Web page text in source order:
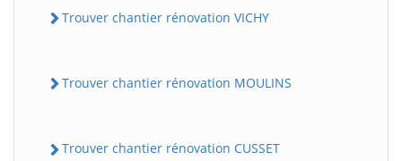
Trouver chantier rénovation VICHY
Trouver chantier rénovation MOULINS
Trouver chantier rénovation CUSSET